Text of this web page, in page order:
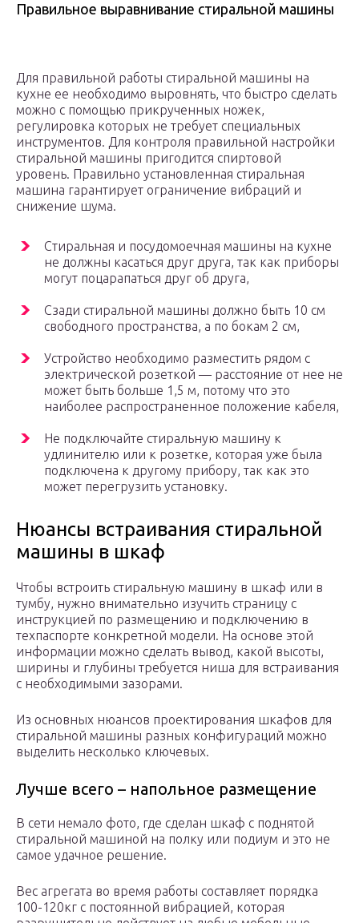
Правильное выравнивание стиральной машины
Для правильной работы стиральной машины на
кухне ее необходимо выровнять, что быстро сделать
можно с помощью прикрученных ножек,
регулировка которых не требует специальных
инструментов. Для контроля правильной настройки
стиральной машины пригодится спиртовой
уровень. Правильно установленная стиральная
машина гарантирует ограничение вибраций и
снижение шума.
Стиральная и посудомоечная машины на кухне
не должны касаться друг друга, так как приборы
могут поцарапаться друг об друга,
Сзади стиральной машины должно быть 10 см
свободного пространства, а по бокам 2 см,
Устройство необходимо разместить рядом с
электрической розеткой — расстояние от нее не
может быть больше 1,5 м, потому что это
наиболее распространенное положение кабеля,
Не подключайте стиральную машину к
удлинителю или к розетке, которая уже была
подключена к другому прибору, так как это
может перегрузить установку.
Нюансы встраивания стиральной
машины в шкаф
Чтобы встроить стиральную машину в шкаф или в
тумбу, нужно внимательно изучить страницу с
инструкцией по размещению и подключению в
техпаспорте конкретной модели. На основе этой
информации можно сделать вывод, какой высоты,
ширины и глубины требуется ниша для встраивания
с необходимыми зазорами.
Из основных нюансов проектирования шкафов для
стиральной машины разных конфигураций можно
выделить несколько ключевых.
Лучше всего – напольное размещение
В сети немало фото, где сделан шкаф с поднятой
стиральной машиной на полку или подиум и это не
самое удачное решение.
Вес агрегата во время работы составляет порядка
100-120кг с постоянной вибрацией, которая